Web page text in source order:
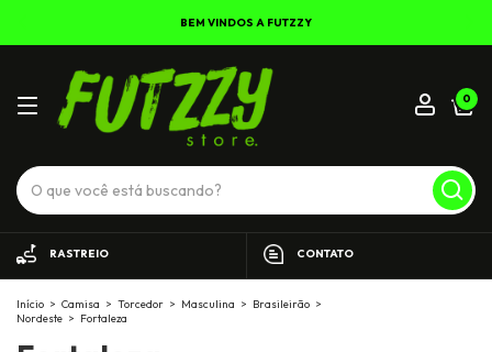
BEM VINDOS A FUTZZY
0
RASTREIO CONTATO
Início > Camisa > Torcedor > Masculina > Brasileirão >
Nordeste > Fortaleza